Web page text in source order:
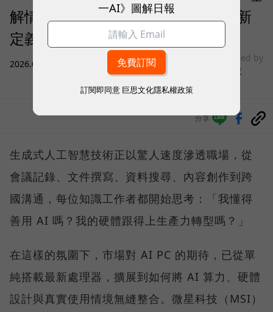
解情境」的 Prestige 14 Flip AI+ 重新
定義商務筆電與 Copilot+ PC？
2026.07.31
sponsored by
微星科技
分享
生成式人工智慧技術正以驚人速度滲透職場，從
會議記錄、文件撰寫、資料搜尋、內容創作到跨
國溝通，每位知識工作者都開始思考：「我懂得
善用 AI 嗎？我的硬體跟得上生產力轉型嗎？」
在這樣的氛圍下，市場對 AI PC 的期待，已從單
純搭載最新處理器，擴展到如何將 AI 算力、硬體
設計與真實使用情境無縫整合。微星科技（MSI）
一AI》圖解日報
訂閱即同意 巨思文化隱私權政策